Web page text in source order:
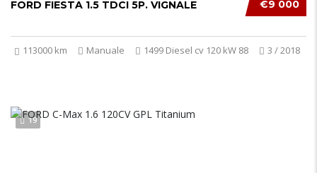
€9 000
FORD FIESTA 1.5 TDCI 5P. VIGNALE
113000 km Manuale 1499 Diesel cv 120 kW 88 3 / 2018
19